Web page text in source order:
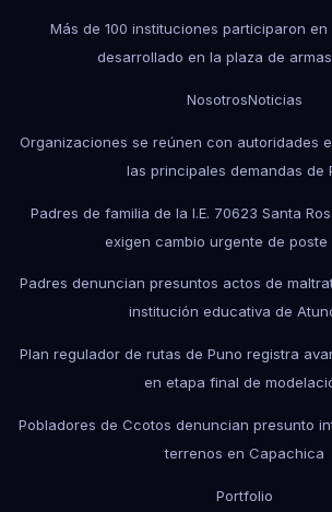
Más de 100 instituciones participaron
desarrollado en la plaza de
NosotrosNoticias
Organizaciones se reúnen con autoridades
las principales demandas de
Padres de familia de la I.E. 70623 Santa
exigen cambio urgente de poste
Padres denuncian presuntos actos de
institución educativa de
Plan regulador de rutas de Puno registra
en etapa final de
Pobladores de Ccotos denuncian presunto
terrenos en Capachica
Portfolio